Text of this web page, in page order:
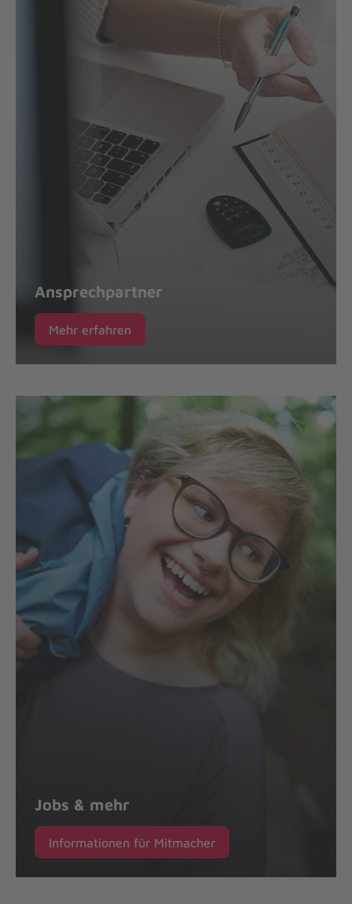
Ansprechpartner
Mehr erfahren
Jobs & mehr
Informationen für Mitmacher